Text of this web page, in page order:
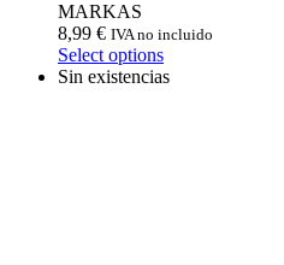
MARKAS
8,99 € IVA no incluido
Select options
Sin existencias